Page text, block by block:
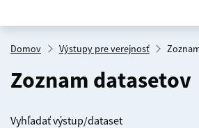
Domov Výstupy pre verejnosť
Zoznam datasetov
Vyhľadať výstup/dataset